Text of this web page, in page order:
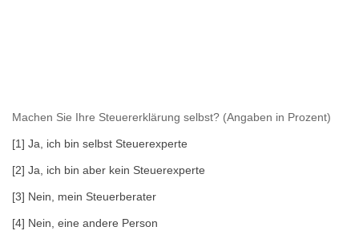
Machen Sie Ihre Steuererklärung selbst? (Angaben in Prozent)
[1] Ja, ich bin selbst Steuerexperte
[2] Ja, ich bin aber kein Steuerexperte
[3] Nein, mein Steuerberater
[4] Nein, eine andere Person